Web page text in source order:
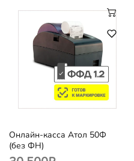
Онлайн-касса Атол 50Ф
(без ФН)